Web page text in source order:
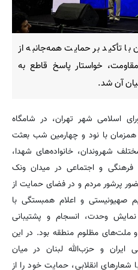
تأکید بر حمایت همه‌جانبه از
خواستار پاسخ قاطع به
آن شد.
اسلامی شهر تهران، در شامگاه
دوازدهم خردادماه ۱۴۰۵ و همزمان با نود و چهارمین شب بعثت
شهروندان، خانواده‌های شهدا،
فرهنگی و اجتماعی در میدان ونک
پرشور مردم و در فضای حمایت از
صهیونیستی و اعلام همبستگی با
وحدت، انسجام و پشتیبانی
و ملت‌های مظلوم منطقه بود. در این
ایران و حزب‌الله لبنان در میان
شعارهای انقلابی، حمایت خود را از